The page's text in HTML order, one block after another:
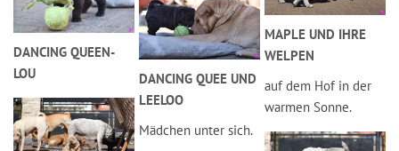
DANCING QUEEN-
LOU
DANCING QUEE UND
LEELOO
Mädchen unter sich.
MAPLE UND IHRE
WELPEN
auf dem Hof in der
warmen Sonne.